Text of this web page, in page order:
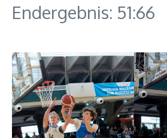
Endergebnis: 51:66